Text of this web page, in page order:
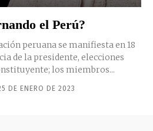
el Perú?
de la presidente, elecciones
los miembros...
DE ENERO DE 2023